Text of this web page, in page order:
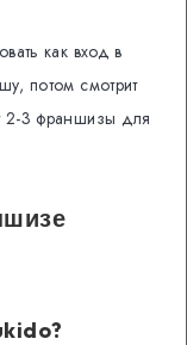
как вход в
потом смотрит
2-3 франшизы для